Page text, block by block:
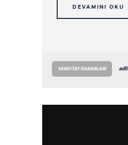
DEVAMINI OKU
YARGITAY KARARLARI adli